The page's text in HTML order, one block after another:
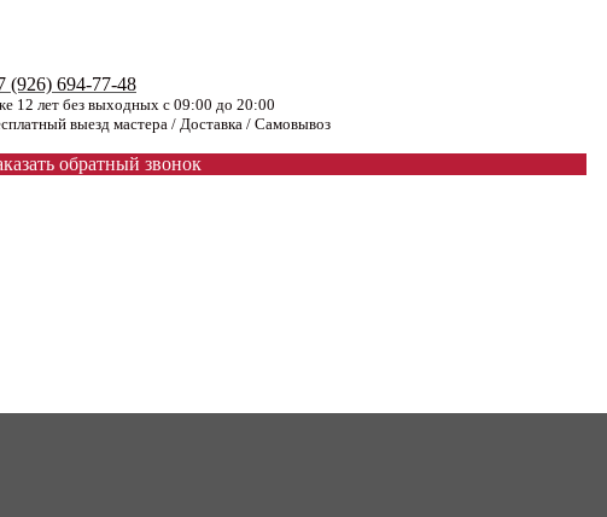
(926) 694-77-48
12 лет без выходных с 09:00 до 20:00
выезд мастера / Доставка / Самовывоз
обратный звонок